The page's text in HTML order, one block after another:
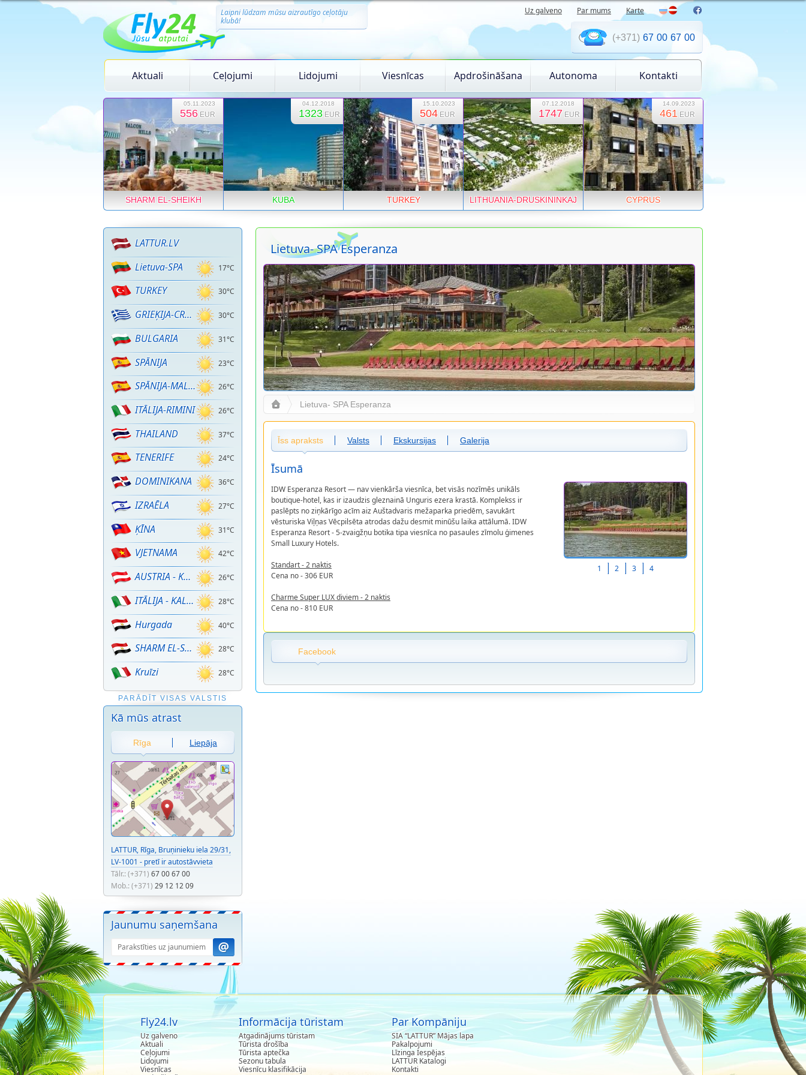
Laipni lūdzam mūsu aizrautīgo ceļotāju
klubā!
Uz galveno Par mums Karte
(+371) 29 12 12 09
Aktuali Ceļojumi Lidojumi Viesnīcas Apdrošināšana Autonoma Kontakti
05.11.2023
556 EUR
SHARM EL-SHEIKH
04.12.2018
1323 EUR
KUBA
15.10.2023
504 EUR
TURKEY
07.12.2018
1747 EUR
LITHUANIA-DRUSKININKAJ
14.09.2023
461 EUR
CYPRUS
LATTUR.LV
17°C
Lietuva-SPA
30°C
TURKEY
30°C
GRIEĶIJA-CRETE
31°C
BULGARIA
23°C
SPĀNIJA
26°C
SPĀNIJA-MALLORCA
26°C
ITĀLIJA-RIMINI
37°C
THAILAND
24°C
TENERIFE
36°C
DOMINIKANA
27°C
IZRAĒLA
31°C
ĶĪNA
42°C
VJETNAMA
26°C
AUSTRIA - KALNU SLĒPOŠANA!
28°C
ITĀLIJA - KALNU SLĒPOŠANA
40°C
Hurgada
28°C
SHARM EL-SHEIKH
28°C
Kruīzi
PARĀDĪT VISAS VALSTIS
Kā mūs atrast
Rīga Liepāja
LATTUR, Rīga, Bruņinieku iela 29/31,
LV-1001 - pretī ir autostāvvieta
Tālr.: (+371) 67 00 67 00
Mob.: (+371) 29 12 12 09
Jaunumu saņemšana
Lietuva- SPA Esperanza
Lietuva- SPA Esperanza
Īss apraksts Valsts Ekskursijas Galerija
1 2 3 4
Īsumā
IDW Esperanza Resort — nav vienkārša viesnīca, bet visās nozīmēs unikāls
boutique-hotel, kas ir izaudzis gleznainā Unguris ezera krastā. Komplekss ir
paslēpts no ziņkārīgo acīm aiz Auštadvaris mežaparka priedēm, savukārt
vēsturiska Viļņas Vēcpilsēta atrodas dažu desmit minūšu laika attālumā. IDW
Esperanza Resort - 5-zvaigžņu botika tipa viesnīca no pasaules zīmolu ģimenes
Small Luxury Hotels.
Standart - 2 naktis
Cena no - 306 EUR
Charme Super LUX diviem - 2 naktis
Cena no - 810 EUR
Facebook
Fly24.lv
Uz galveno
Aktuali
Ceļojumi
Lidojumi
Viesnīcas
Informācija tūristam
Atgadinājums tūristam
Tūrista drošība
Tūrista aptečka
Sezonu tabula
Viesnīcu klasifikācija
Par Kompāniju
SIA “LATTUR” Mājas lapa
Pakalpojumi
Līzinga Iespējas
LATTUR Katalogi
Kontakti